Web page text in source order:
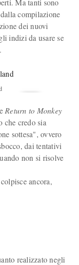
Ma tanti sono
compilazione
dei nuovi
indizi da usare se
Return to Monkey
che credo sia
sottesa", ovvero
dai tentativi
non si risolve
ancora,
realizzato negli